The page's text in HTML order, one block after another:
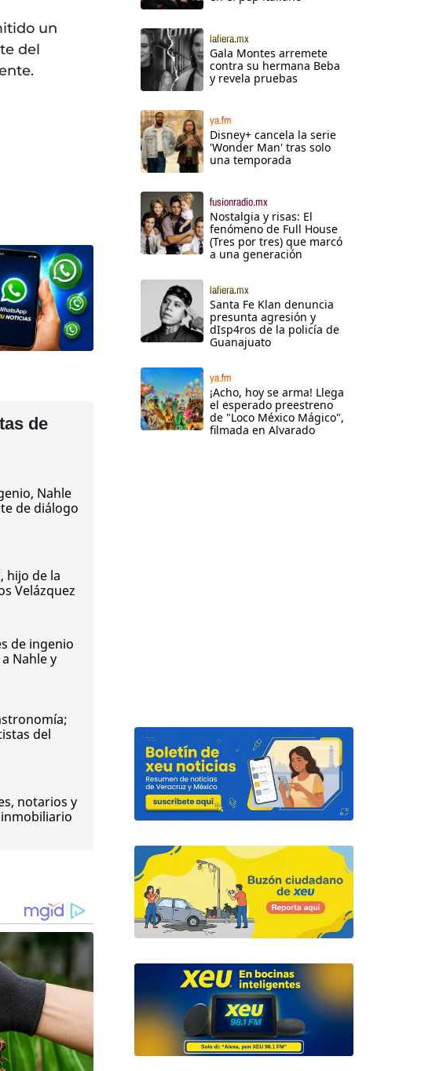
un
del
de
Nahle
de diálogo
hijo de la
Velázquez
de ingenio
Nahle y
del
notarios y
lafiera.mx
Gala Montes arremete
contra su hermana Beba
y revela pruebas
ya.fm
Disney+ cancela la serie
'Wonder Man' tras solo
una temporada
fusionradio.mx
Nostalgia y risas: El
fenómeno de Full House
(Tres por tres) que marcó
a una generación
lafiera.mx
Santa Fe Klan denuncia
presunta agresión y
dIsp4ros de la policía de
Guanajuato
ya.fm
¡Acho, hoy se arma! Llega
el esperado preestreno
de "Loco México Mágico",
filmada en Alvarado